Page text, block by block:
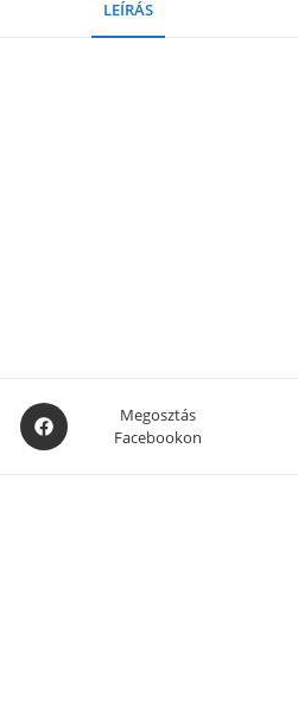
LEÍRÁS
Opens
in
Megosztás
Facebookon